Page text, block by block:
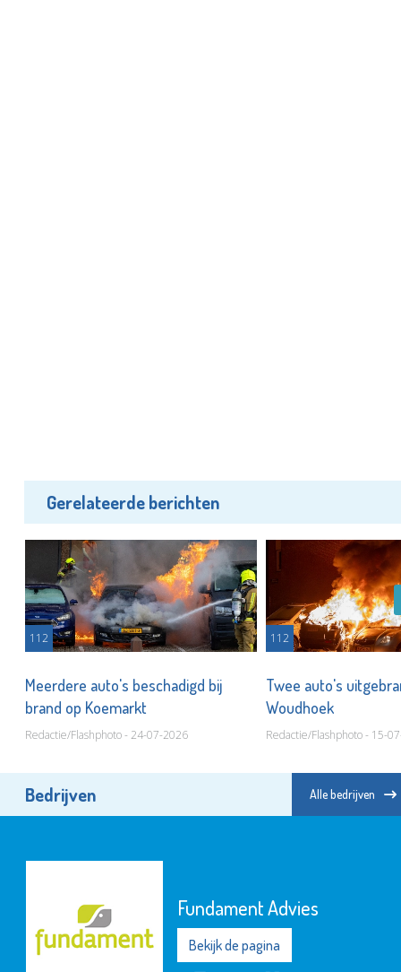
Gerelateerde berichten
112
Meerdere auto's beschadigd bij
brand op Koemarkt
Redactie/Flashphoto - 24-07-2026
112
Twee auto's
Woudhoek
Redactie/Flashphoto - 15-
Bedrijven Alle bedrijven
Fundament Advies
Bekijk de pagina